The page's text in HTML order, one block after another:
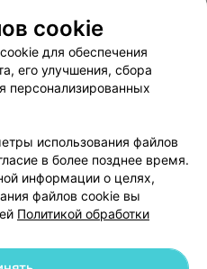
Размещение рекламы
Публичный договор
Способы оплаты
Партнеры
поддержку
cookie
данных
cookie
для обеспечения
его улучшения, сбора
персонализированных
использования файлов
в более позднее время.
информации о целях,
файлов cookie вы
Политикой обработки